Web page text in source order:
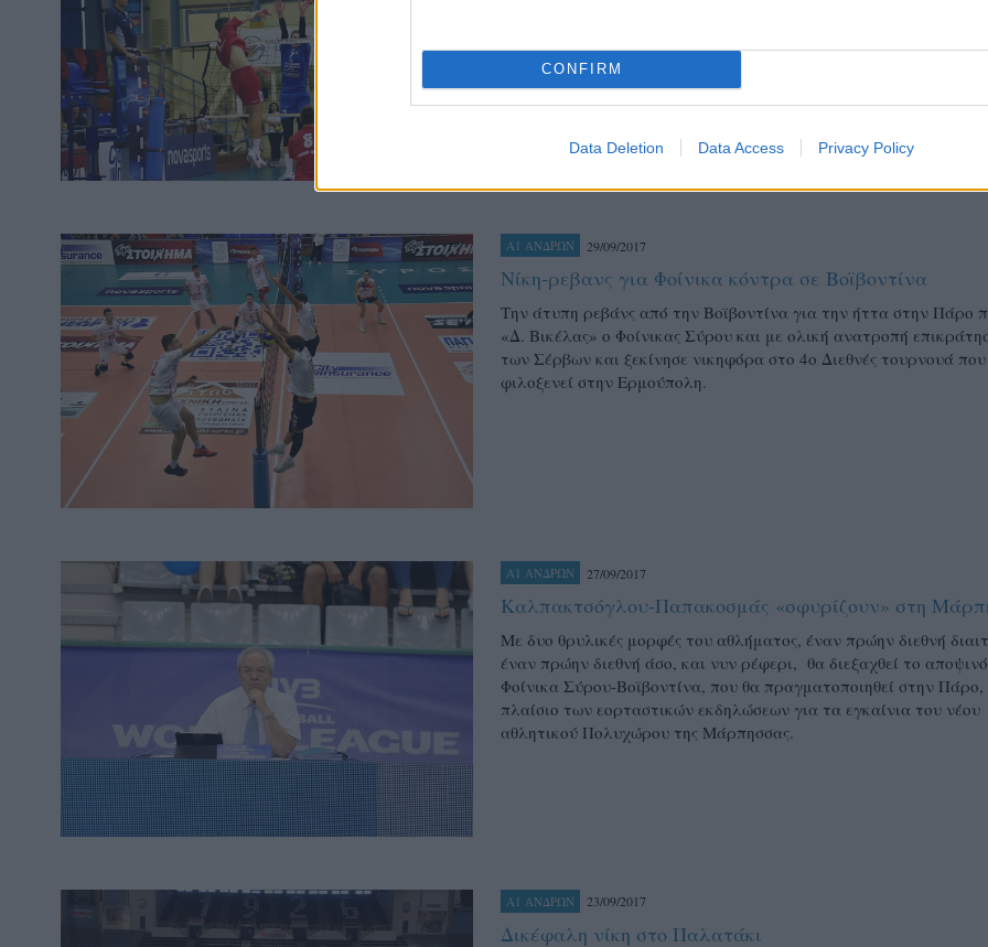
CONFIRM
Data Deletion Data Access Privacy Policy
νίκη σε διεθνές επίπεδο.
Α1 ΑΝΔΡΩΝ 29/09/2017
Νίκη-ρεβανς για Φοίνικα κόντρα σε Βοϊβοντίνα
Την άτυπη ρεβάνς από την Βοϊβοντίνα για την ήττα στην Πάρο
«Δ. Βικέλας» ο Φοίνικας Σύρου και με ολική ανατροπή
των Σέρβων και ξεκίνησε νικηφόρα στο 4ο Διεθνές τουρνουά που
φιλοξενεί στην Ερμούπολη.
Α1 ΑΝΔΡΩΝ 27/09/2017
Καλπακτσόγλου-Παπακοσμάς «σφυρίζουν» στη
Με δυο θρυλικές μορφές του αθλήματος, έναν πρώην διεθνή
έναν πρώην διεθνή άσο, και νυν ρέφερι, θα διεξαχθεί το
Φοίνικα Σύρου-Βοϊβοντίνα, που θα πραγματοποιηθεί στην Πάρο,
πλαίσιο των εορταστικών εκδηλώσεων για τα εγκαίνια του νέου
αθλητικού Πολυχώρου της Μάρπησσας.
Α1 ΑΝΔΡΩΝ 23/09/2017
Δικέφαλη νίκη στο Παλατάκι